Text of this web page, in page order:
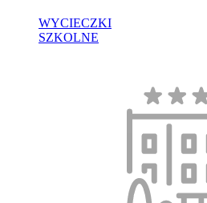
WYCIECZKI
SZKOLNE